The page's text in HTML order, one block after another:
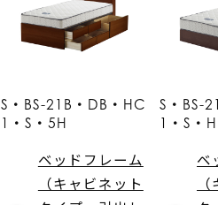
S・BS-21B・DB・HC
1・S・5H
ベッドフレーム
（キャビネット
S・BS-
1・S・
ベ